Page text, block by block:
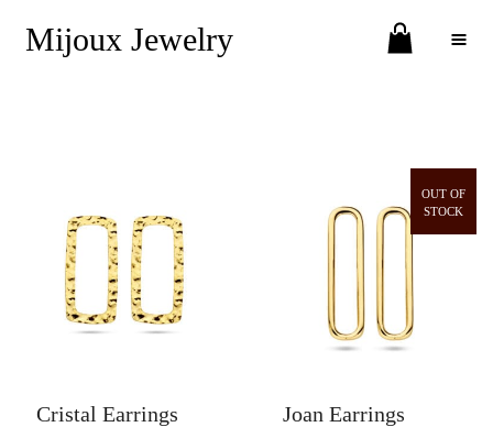
Mijoux Jewelry Toggle Menu
Cristal Earrings
OUT OF
STOCK
Joan Earrings